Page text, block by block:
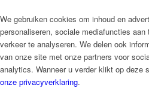
We gebruiken cookies om inhoud en
personaliseren, sociale mediafuncties aan
verkeer te analyseren. We delen ook
van onze site met onze partners voor
analytics. Wanneer u verder klikt op deze
onze privacyverklaring.